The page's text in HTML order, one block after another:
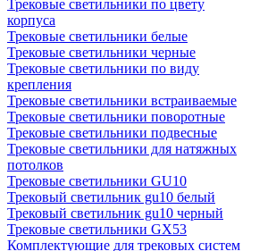
Трековые светильники по цвету
корпуса
Трековые светильники белые
Трековые светильники черные
Трековые светильники по виду
крепления
Трековые светильники встраиваемые
Трековые светильники поворотные
Трековые светильники подвесные
Трековые светильники для натяжных
потолков
Трековые светильники GU10
Трековый светильник gu10 белый
Трековый светильник gu10 черный
Трековые светильники GX53
Комплектующие для трековых систем